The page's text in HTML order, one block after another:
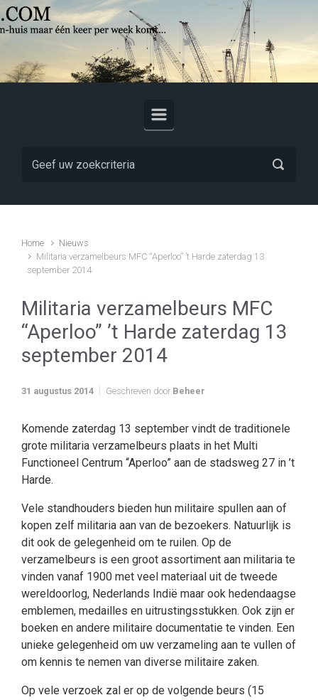
Skip to main content
Home
Nieuws
Militaria verzamelbeurs MFC “Aperloo” ’t Harde zaterdag 13
september 2014
Militaria verzamelbeurs MFC
“Aperloo” ’t Harde zaterdag 13
september 2014
31 augustus 2014 Geschreven door Beheer
Komende zaterdag 13 september vindt de traditionele
grote militaria verzamelbeurs plaats in het Multi
Functioneel Centrum “Aperloo” aan de stadsweg 27 in ’t
Harde.
Vele standhouders bieden hun militaire spullen aan of
kopen zelf militaria aan van de bezoekers. Natuurlijk is
dit ook de gelegenheid om te ruilen. Op de
verzamelbeurs is een groot assortiment aan militaria te
vinden vanaf 1900 met veel materiaal uit de tweede
wereldoorlog, Nederlands Indië maar ook hedendaagse
emblemen, medailles en uitrustingsstukken. Ook zijn er
boeken en andere militaire documentatie te vinden. Een
unieke gelegenheid om uw verzameling aan te vullen of
om kennis te nemen van diverse militaire zaken.
Op vele verzoek zal er op de volgende beurs (15